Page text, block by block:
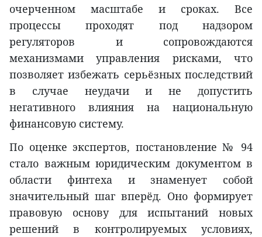
очерченном масштабе и сроках. Все
процессы проходят под надзором
регуляторов и сопровождаются
механизмами управления рисками, что
позволяет избежать серьёзных последствий
в случае неудачи и не допустить
негативного влияния на национальную
финансовую систему.
По оценке экспертов, постановление № 94
стало важным юридическим документом в
области финтеха и знаменует собой
значительный шаг вперёд. Оно формирует
правовую основу для испытаний новых
решений в контролируемых условиях,